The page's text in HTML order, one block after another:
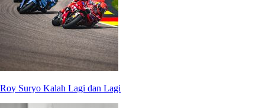
Roy Suryo Kalah Lagi dan Lagi